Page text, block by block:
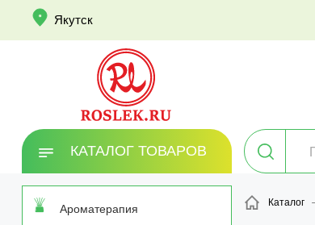
Якутск
КАТАЛОГ ТОВАРОВ
Ароматерапия Каталог